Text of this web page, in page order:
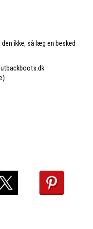
ikke, så læg en besked